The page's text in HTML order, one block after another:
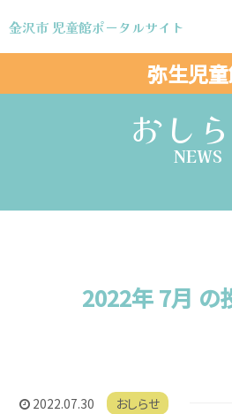
金沢市 児童館ポータルサイト
金沢市 児童館ポータルサイト
おし
NEWS
2022年 7月 の
2022.07.30 おしらせ
弥生児